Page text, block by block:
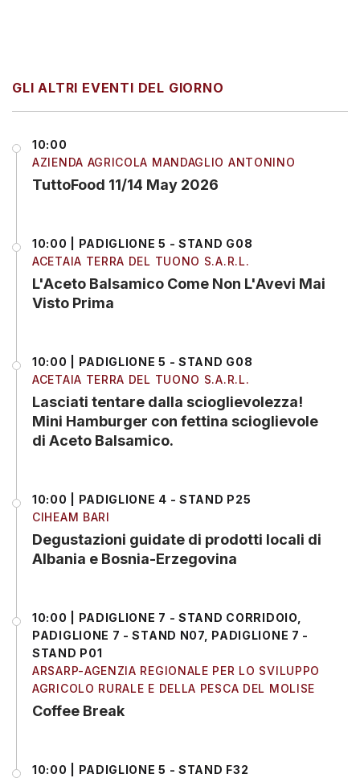
GLI ALTRI EVENTI DEL GIORNO
10:00
AZIENDA AGRICOLA MANDAGLIO ANTONINO
TuttoFood 11/14 May 2026
10:00 | PADIGLIONE 5 - STAND G08
ACETAIA TERRA DEL TUONO S.A.R.L.
L'Aceto Balsamico Come Non L'Avevi Mai
Visto Prima
10:00 | PADIGLIONE 5 - STAND G08
ACETAIA TERRA DEL TUONO S.A.R.L.
Lasciati tentare dalla scioglievolezza!
Mini Hamburger con fettina scioglievole
di Aceto Balsamico.
10:00 | PADIGLIONE 4 - STAND P25
CIHEAM BARI
Degustazioni guidate di prodotti locali di
Albania e Bosnia-Erzegovina
10:00 | PADIGLIONE 7 - STAND CORRIDOIO,
PADIGLIONE 7 - STAND N07, PADIGLIONE 7 -
STAND P01
ARSARP-AGENZIA REGIONALE PER LO SVILUPPO
AGRICOLO RURALE E DELLA PESCA DEL MOLISE
Coffee Break
10:00 | PADIGLIONE 5 - STAND F32